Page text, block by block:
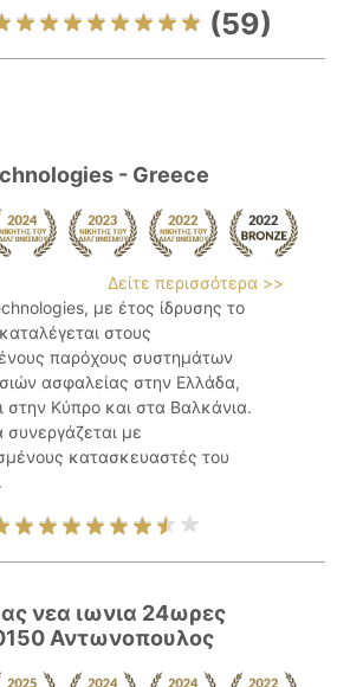
(59)
- Greece
Δείτε περισσότερα >>
με έτος ίδρυσης το
στους
παρόχους συστημάτων
ασφαλείας στην Ελλάδα,
στην Κύπρο και στα Βαλκάνια.
συνεργάζεται με
κατασκευαστές του
νεα ιωνια 24ωρες
Αντωνοπουλος